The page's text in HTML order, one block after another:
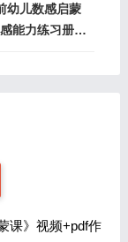
幼儿数感启蒙
能力练习册
课》视频+pdf作